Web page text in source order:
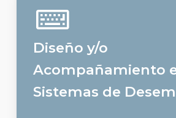
Diseño y/o
Acompañamiento
Sistemas de